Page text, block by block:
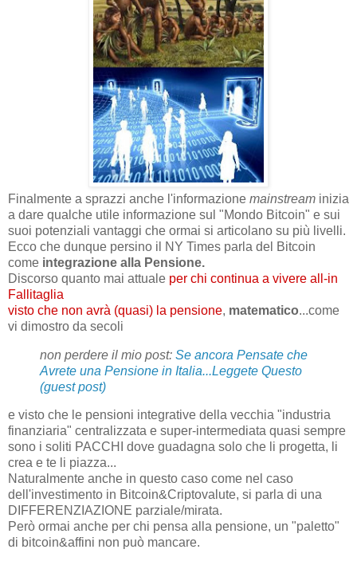
Finalmente a sprazzi anche l'informazione mainstream inizia
a dare qualche utile informazione sul "Mondo Bitcoin" e sui
suoi potenziali vantaggi che ormai si articolano su più livelli.
Ecco che dunque persino il NY Times parla del Bitcoin
come integrazione alla Pensione.
Discorso quanto mai attuale per chi continua a vivere all-in
Fallitaglia
visto che non avrà (quasi) la pensione, matematico...come
vi dimostro da secoli
non perdere il mio post: Se ancora Pensate che
Avrete una Pensione in Italia...Leggete Questo
(guest post)
e visto che le pensioni integrative della vecchia "industria
finanziaria" centralizzata e super-intermediata quasi sempre
sono i soliti PACCHI dove guadagna solo che li progetta, li
crea e te li piazza...
Naturalmente anche in questo caso come nel caso
dell'investimento in Bitcoin&Criptovalute, si parla di una
DIFFERENZIAZIONE parziale/mirata.
Però ormai anche per chi pensa alla pensione, un "paletto"
di bitcoin&affini non può mancare.